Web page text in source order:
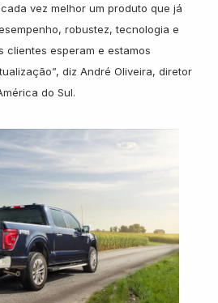
vez melhor um produto que já
robustez, tecnologia e
clientes esperam e estamos
diz André Oliveira, diretor
do Sul.